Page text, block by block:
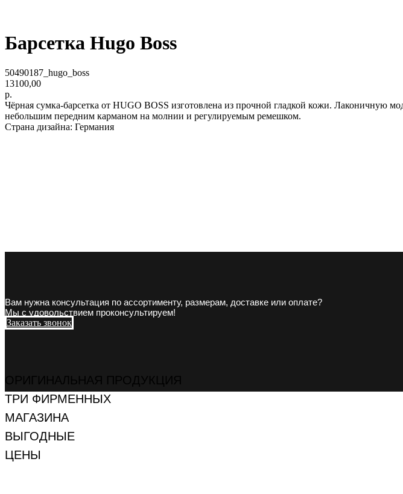
Барсетка Hugo Boss
50490187_hugo_boss
13100,00
р.
Чёрная сумка-барсетка от HUGO BOSS изготовлена из прочной гладкой кожи.
небольшим передним карманом на молнии и регулируемым ремешком.
Страна дизайна: Германия
ТРИ ФИРМЕННЫХ
МАГАЗИНА
ВЫГОДНЫЕ
ЦЕНЫ
Вам нужна консультация по ассортименту, размерам, доставке или оплате?
Мы с удовольствием проконсультируем!
Заказать звонок